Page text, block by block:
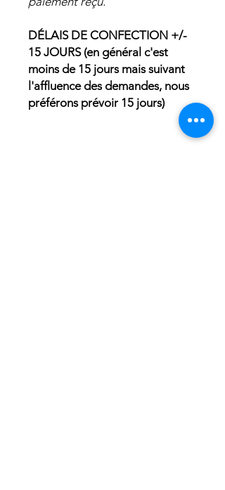
DÉLAIS DE CONFECTION +/-
15 JOURS (en général c'est
moins de 15 jours mais suivant
l'affluence des demandes, nous
préférons prévoir 15 jours)